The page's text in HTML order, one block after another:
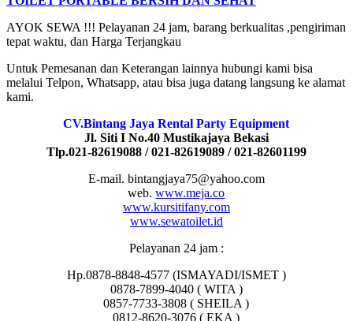
AYOK SEWA !!! Pelayanan 24 jam, barang berkualitas ,pengiriman
tepat waktu, dan Harga Terjangkau
Untuk Pemesanan dan Keterangan lainnya hubungi kami bisa
melalui Telpon, Whatsapp, atau bisa juga datang langsung ke alamat
kami.
CV.Bintang Jaya Rental Party Equipment
Jl. Siti I No.40 Mustikajaya Bekasi
Tlp.021-82619088 / 021-82619089 / 021-82601199
E-mail. bintangjaya75@yahoo.com
web.www.meja.co
www.kursitifany.com
www.sewatoilet.id
Pelayanan 24 jam :
Hp.0878-8848-4577 (ISMAYADI/ISMET )
0878-7899-4040 ( WITA )
0857-7733-3808 ( SHEILA )
0812-8620-3076 ( EKA )